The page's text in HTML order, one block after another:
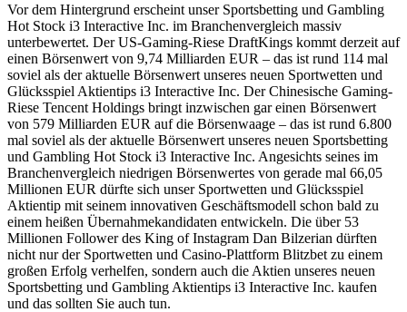
Vor dem Hintergrund erscheint unser Sportsbetting und Gambling
Hot Stock i3 Interactive Inc. im Branchenvergleich massiv
unterbewertet. Der US-Gaming-Riese DraftKings kommt derzeit auf
einen Börsenwert von 9,74 Milliarden EUR – das ist rund 114 mal
soviel als der aktuelle Börsenwert unseres neuen Sportwetten und
Glücksspiel Aktientips i3 Interactive Inc. Der Chinesische Gaming-
Riese Tencent Holdings bringt inzwischen gar einen Börsenwert
von 579 Milliarden EUR auf die Börsenwaage – das ist rund 6.800
mal soviel als der aktuelle Börsenwert unseres neuen Sportsbetting
und Gambling Hot Stock i3 Interactive Inc. Angesichts seines im
Branchenvergleich niedrigen Börsenwertes von gerade mal 66,05
Millionen EUR dürfte sich unser Sportwetten und Glücksspiel
Aktientip mit seinem innovativen Geschäftsmodell schon bald zu
einem heißen Übernahmekandidaten entwickeln. Die über 53
Millionen Follower des King of Instagram Dan Bilzerian dürften
nicht nur der Sportwetten und Casino-Plattform Blitzbet zu einem
großen Erfolg verhelfen, sondern auch die Aktien unseres neuen
Sportsbetting und Gambling Aktientips i3 Interactive Inc. kaufen
und das sollten Sie auch tun.